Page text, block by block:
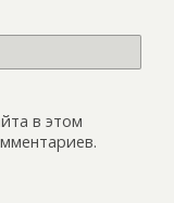
в этом